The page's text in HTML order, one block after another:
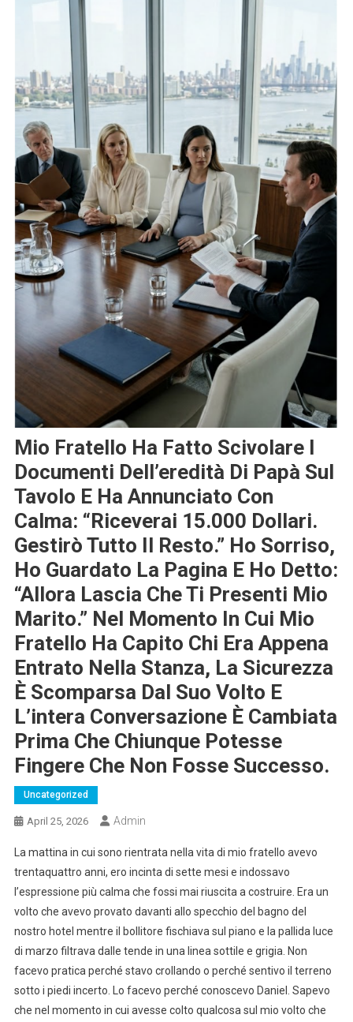
Mio Fratello Ha Fatto Scivolare I
Documenti Dell’eredità Di Papà Sul
Tavolo E Ha Annunciato Con
Calma: “Riceverai 15.000 Dollari.
Gestirò Tutto Il Resto.” Ho Sorriso,
Ho Guardato La Pagina E Ho Detto:
“Allora Lascia Che Ti Presenti Mio
Marito.” Nel Momento In Cui Mio
Fratello Ha Capito Chi Era Appena
Entrato Nella Stanza, La Sicurezza
È Scomparsa Dal Suo Volto E
L’intera Conversazione È Cambiata
Prima Che Chiunque Potesse
Fingere Che Non Fosse Successo.
Uncategorized
April 25, 2026 Admin
La mattina in cui sono rientrata nella vita di mio fratello avevo
trentaquattro anni, ero incinta di sette mesi e indossavo
l’espressione più calma che fossi mai riuscita a costruire. Era un
volto che avevo provato davanti allo specchio del bagno del
nostro hotel mentre il bollitore fischiava sul piano e la pallida luce
di marzo filtrava dalle tende in una linea sottile e grigia. Non
facevo pratica perché stavo crollando o perché sentivo il terreno
sotto i piedi incerto. Lo facevo perché conoscevo Daniel. Sapevo
che nel momento in cui avesse colto qualcosa sul mio volto che